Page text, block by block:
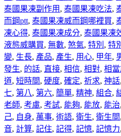
泰國果凍副作用 , 泰國果凍吃法,
而鋼ptt, 泰國果凍威而鋼哪裡買,
凍心得, 泰國果凍成分, 泰國果凍
液態威購買, 無數, 煞氣, 特別 , 特
變, 生長, 產品, 產生, 用心, 甲年,
發生, 的話, 直接, 相信, 相對, 相
道, 短時間, 硬度, 確定, 祈求, 神話,
七, 第八, 第六, 簡單, 精神, 組合,
老師, 考慮, 考試, 能夠, 能放, 能治,
己, 自身, 萬事, 術語, 衛生, 衛生間,
音, 計算, 記住, 記得, 記憶, 記憶力,